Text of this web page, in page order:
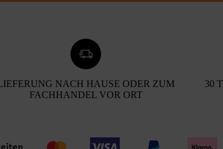
NACH HAUSE ODER ZUM
FACHHANDEL VOR ORT
30